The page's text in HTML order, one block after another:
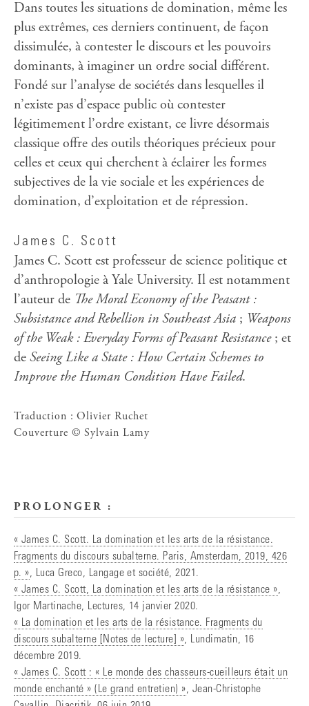
Dans toutes les situations de domination, même les
plus extrêmes, ces derniers continuent, de façon
dissimulée, à contester le discours et les pouvoirs
dominants, à imaginer un ordre social différent.
Fondé sur l’analyse de sociétés dans lesquelles il
n’existe pas d’espace public où contester
légitimement l’ordre existant, ce livre désormais
classique offre des outils théoriques précieux pour
celles et ceux qui cherchent à éclairer les formes
subjectives de la vie sociale et les expériences de
domination, d’exploitation et de répression.
James C. Scott
James C. Scott est professeur de science politique et
d’anthropologie à Yale University. Il est notamment
l’auteur de The Moral Economy of the Peasant :
Subsistance and Rebellion in Southeast Asia ; Weapons
of the Weak : Everyday Forms of Peasant Resistance; et
de Seeing Like a State : How Certain Schemes to
Improve the Human Condition Have Failed.
Traduction : Olivier Ruchet
Couverture © Sylvain Lamy
PROLONGER :
« James C. Scott. La domination et les arts de la résistance.
Fragments du discours subalterne. Paris, Amsterdam, 2019, 426
p. », Luca Greco, Langage et société, 2021.
« James C. Scott, La domination et les arts de la résistance »,
Igor Martinache, Lectures, 14 janvier 2020.
« La domination et les arts de la résistance. Fragments du
discours subalterne [Notes de lecture] », Lundimatin, 16
décembre 2019.
« James C. Scott : « Le monde des chasseurs-cueilleurs était un
monde enchanté » (Le grand entretien) », Jean-Christophe